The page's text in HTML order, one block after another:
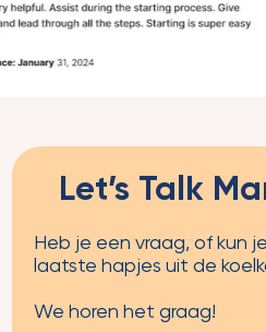
Let’s Talk
Heb je een vraag, of kun
laatste hapjes uit de
We horen het graag!